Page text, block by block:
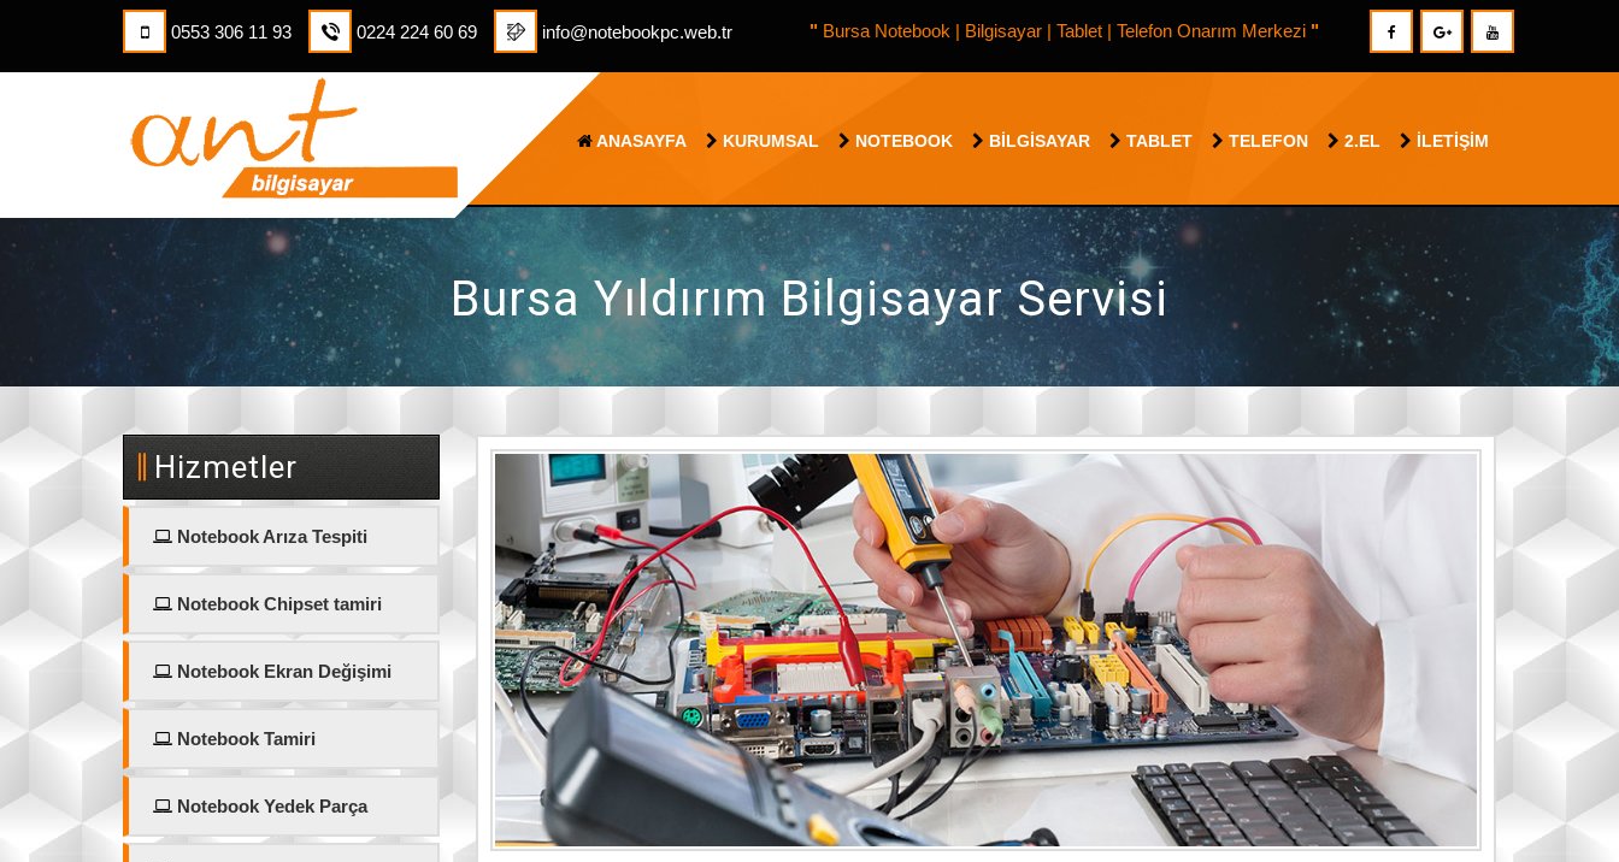
0553 306 11 93 0224 224 60 69 info@notebookpc.web.tr " Bursa Notebook | Bilgisayar | Tablet | Telefon Onarım Merkezi "
ANASAYFA KURUMSAL NOTEBOOK BILGISAYAR TABLET TELEFON 2.EL İLETIŞIM
Bursa Yıldırım Bilgisayar Servisi
Hizmetler
Notebook Arıza Tespiti
Notebook Chipset tamiri
Notebook Ekran Değişimi
Notebook Tamiri
Notebook Yedek Parça